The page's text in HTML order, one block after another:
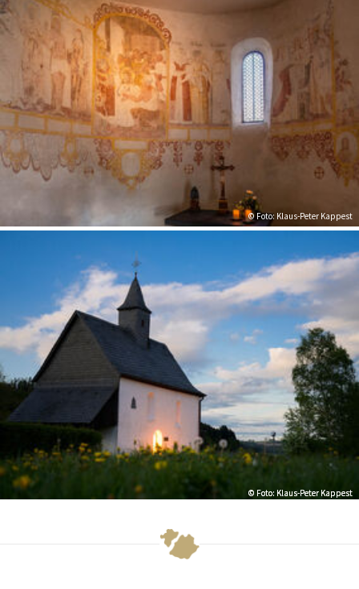
© Foto: Klaus-Peter Kappest
© Foto: Klaus-Peter Kappest
© Foto: Klaus-Peter Kappest